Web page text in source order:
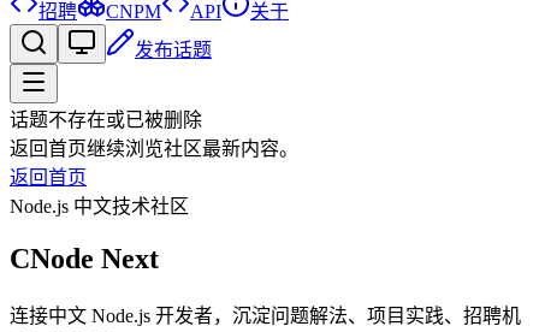
招聘 CNPM API
关于
发布话题
话题不存在或已被删除
返回首页继续浏览社区最新内容。
返回首页
Node.js 中文技术社区
CNode Next
连接中文 Node.js 开发者，沉淀问题解法、项目实践、招聘机